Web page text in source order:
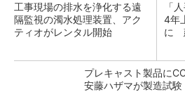
工事現場の排水を浄化する遠
隔監視の濁水処理装置、アク
ティオがレンタル開始
「
4年
に
プレキャスト製品に
安藤ハザマが製造試験